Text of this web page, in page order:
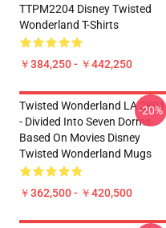
TTPM2204 Disney Twisted
Wonderland T-Shirts
￥384,250 - ￥442,250
Twisted Wonderland LA 2801
- Divided Into Seven Dorms
Based On Movies Disney
Twisted Wonderland Mugs
￥362,500 - ￥420,500
-20%